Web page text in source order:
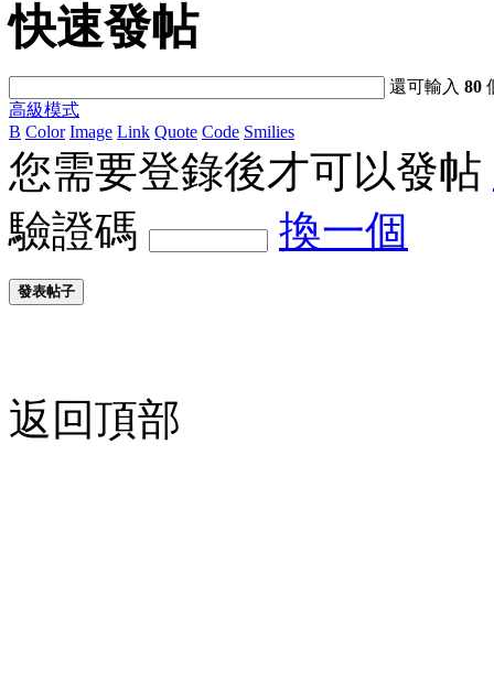
快速發帖
還可輸入80
高級模式
B Color Image Link Quote Code Smilies
您需要登錄後才可以發帖
驗證碼
換一個
發表帖子
返回頂部